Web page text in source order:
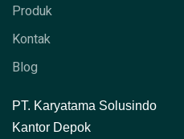
Produk
Kontak
Blog
PT. Karyatama Solusindo
Kantor Depok